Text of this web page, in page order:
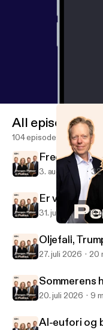
Penger,
All episodes
104 episodes
Fredspris,
3. aug. 2026 32
Er vi klare
31. juli 2026 10
Oljefall,
27. juli 2026 20
Sommerens
20. juli 2026 9
AI-eufori og